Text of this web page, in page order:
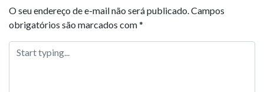
O seu endereço de e-mail não será publicado.Campos
obrigatórios são marcados com*